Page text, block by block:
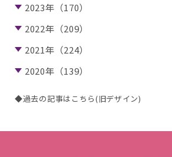
2023年（170）
2022年（209）
2021年（224）
2020年（139）
◆過去の記事はこちら(旧デザイン)